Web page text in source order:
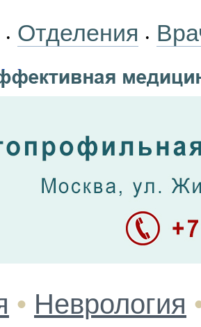
• Отделения •
• Неврология